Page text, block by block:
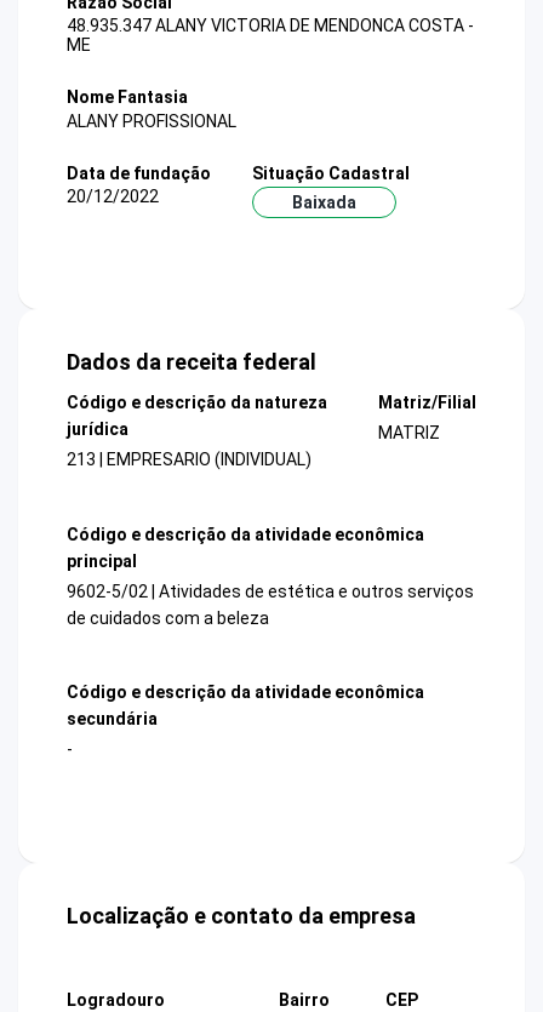
48.935.347 ALANY VICTORIA DE MENDONCA COSTA -
ME
Nome Fantasia
ALANY PROFISSIONAL
Data de fundação
20/12/2022
Situação Cadastral
Baixada
Dados da receita federal
Código e descrição da natureza
jurídica
213 | EMPRESARIO (INDIVIDUAL)
Matriz/Filial
MATRIZ
Código e descrição da atividade econômica
principal
9602-5/02 | Atividades de estética e outros serviços
de cuidados com a beleza
Código e descrição da atividade econômica
secundária
-
Localização e contato da empresa
Logradouro
Bairro
CEP